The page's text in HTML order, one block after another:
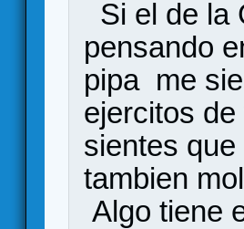
Si el de la
pensando
pipa me
ejercitos
sientes
tambien
Algo tiene